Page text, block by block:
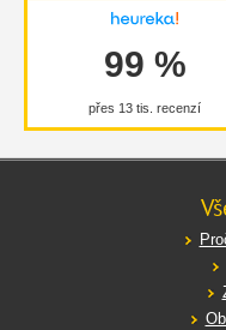
99 %
přes 13 tis. recenzí